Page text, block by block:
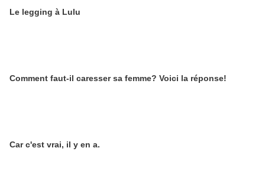
Le legging à Lulu
Comment faut-il caresser sa femme? Voici la réponse!
Car c'est vrai, il y en a.